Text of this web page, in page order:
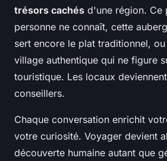
trésors cachés d'une région. Ce
personne ne connaît, cette
sert encore le plat traditionnel,
village authentique qui ne figure
touristique. Les locaux
conseillers.
Chaque conversation enrichit
votre curiosité. Voyager devient
découverte humaine autant que